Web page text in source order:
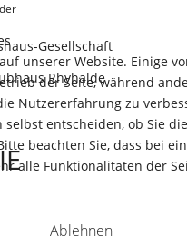
Gesellschaft
Rhyhalde
unserer Website. Einige
der Seite, während
Nutzererfahrung zu
selbst entscheiden, ob Sie
beachten Sie, dass bei
alle Funktionalitäten der
Ablehnen